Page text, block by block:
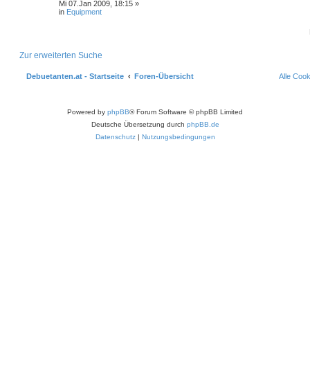
Mi 07.Jan 2009, 18:15 »
in Equipment
Zur erweiterten Suche
Debuetanten.at - Startseite Foren-Übersicht Alle
Powered by phpBB® Forum Software © phpBB Limited
Deutsche Übersetzung durch phpBB.de
Datenschutz| Nutzungsbedingungen